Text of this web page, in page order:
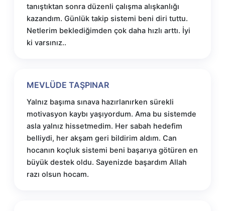
tanıştıktan sonra düzenli çalışma alışkanlığı
kazandım. Günlük takip sistemi beni diri tuttu.
Netlerim beklediğimden çok daha hızlı arttı. İyi
ki varsınız..
MEVLÜDE TAŞPINAR
Yalnız başıma sınava hazırlanırken sürekli
motivasyon kaybı yaşıyordum. Ama bu sistemde
asla yalnız hissetmedim. Her sabah hedefim
belliydi, her akşam geri bildirim aldım. Can
hocanın koçluk sistemi beni başarıya götüren en
büyük destek oldu. Sayenizde başardım Allah
razı olsun hocam.